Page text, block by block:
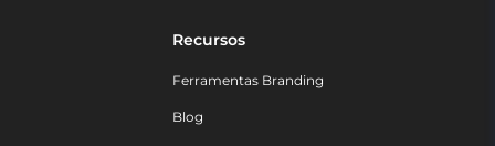
Recursos
Ferramentas Branding
Blog